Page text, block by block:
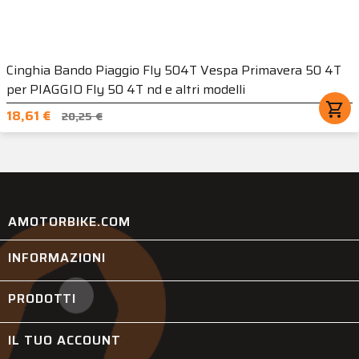
Cinghia Bando Piaggio Fly 504T Vespa Primavera 50 4T
per PIAGGIO Fly 50 4T nd e altri modelli
18,61 €
20,25 € shopping_cart
AMOTORBIKE.COM
INFORMAZIONI
PRODOTTI
IL TUO ACCOUNT